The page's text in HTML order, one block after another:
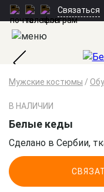
Связаться
Мужские костюмы /
В НАЛИЧИИ
Белые кеды
Сделано в Сербии,